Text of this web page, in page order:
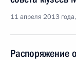
11 апреля 2013
Распоряжение